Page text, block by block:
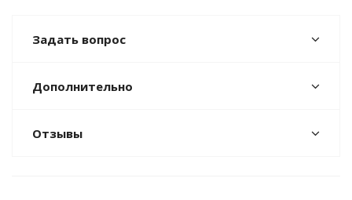
Задать вопрос
Дополнительно
Отзывы